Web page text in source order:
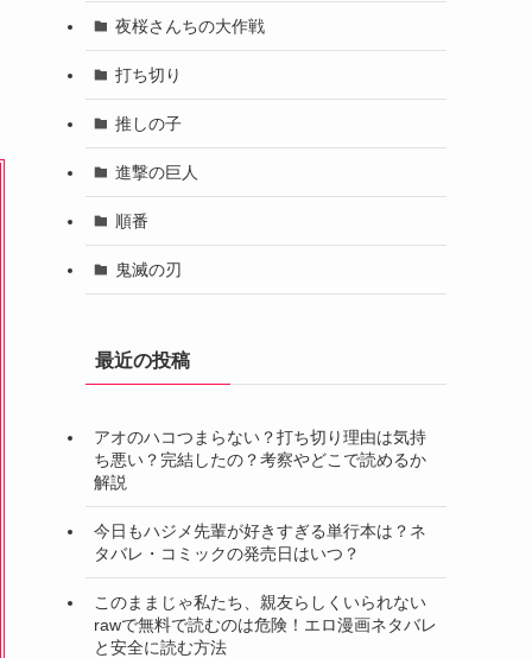
夜桜さんちの大作戦
打ち切り
推しの子
進撃の巨人
順番
鬼滅の刃
最近の投稿
アオのハコつまらない？打ち切り理由は気持
ち悪い？完結したの？考察やどこで読めるか
解説
今日もハジメ先輩が好きすぎる単行本は？ネ
タバレ・コミックの発売日はいつ？
このままじゃ私たち、親友らしくいられない
rawで無料で読むのは危険！エロ漫画ネタバレ
と安全に読む方法